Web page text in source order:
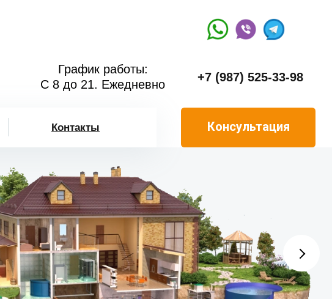
График работы:
С 8 до 21. Ежедневно
+7 (987) 525-33-98
Контакты Консультация